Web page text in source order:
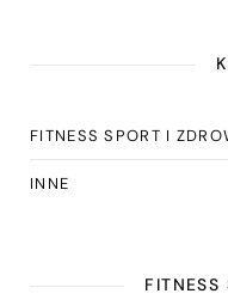
FITNESS SPORT I
INNE
FITNESS